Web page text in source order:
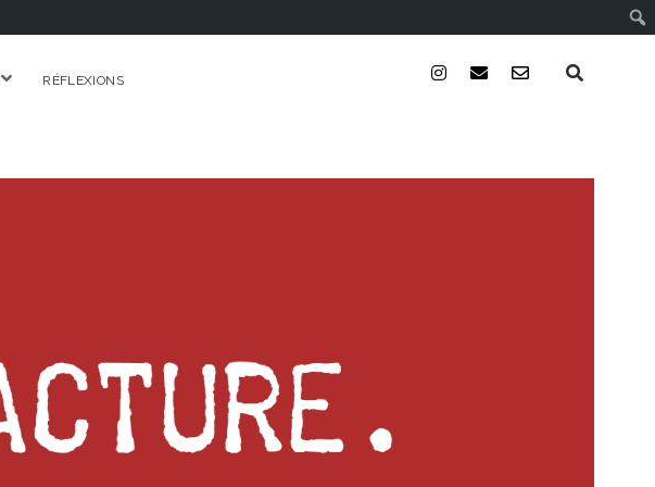
ouvrirRÉFLEXIONS instagram
emailemail-